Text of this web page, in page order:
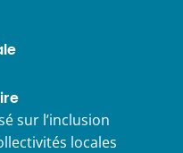
sur l’inclusion
locales